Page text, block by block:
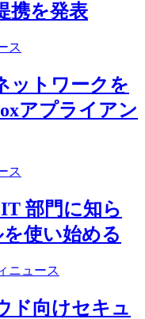
携を発表
ス
ットワークを
アプライアン
ス
部門に知ら
使い始める
ニュース
ド向けセキュ